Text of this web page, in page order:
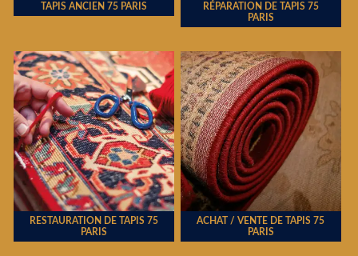
TAPIS ANCIEN 75 PARIS
RÉPARATION DE TAPIS 75
PARIS
RESTAURATION DE TAPIS 75
PARIS
ACHAT / VENTE DE TAPIS 75
PARIS